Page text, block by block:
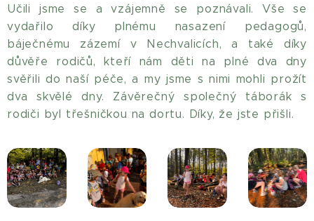
Učili jsme se a vzájemně se poznávali. Vše se
vydařilo díky plnému nasazení pedagogů,
báječnému zázemí v Nechvalicích, a také díky
důvěře rodičů, kteří nám děti na plné dva dny
svěřili do naší péče, a my jsme s nimi mohli prožít
dva skvělé dny. Závěrečný společný táborák s
rodiči byl třešničkou na dortu. Díky, že jste přišli.